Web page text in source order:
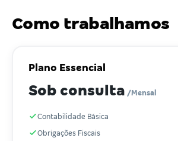
Como trabalhamos
Plano Essencial
Sob consulta /Mensal
Contabilidade Básica
Obrigações Fiscais